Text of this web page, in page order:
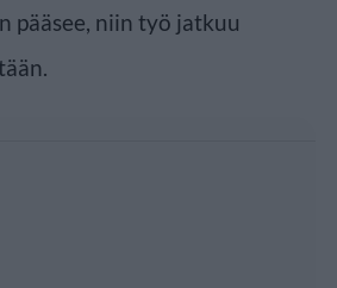
pääsee, niin työ jatkuu